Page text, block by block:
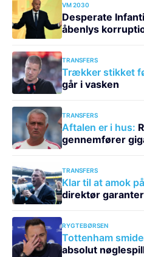
VM 2030
Desperate
åbenlys
TRANSFERS
Trækker stikket
går i vasken
TRANSFERS
Aftalen er i hus:
gennemfører
TRANSFERS
Klar til at amok
direktør
RYGTEBØRSEN
Tottenham
absolut